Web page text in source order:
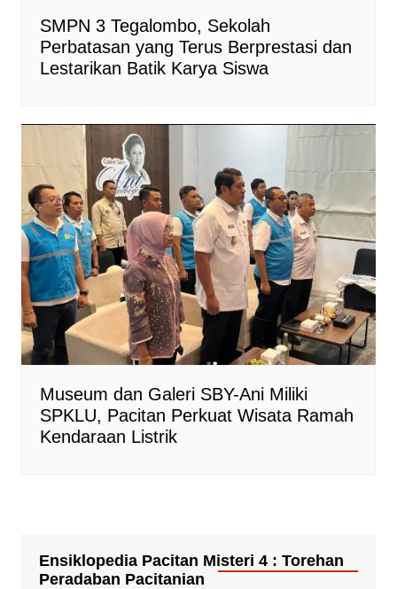
SMPN 3 Tegalombo, Sekolah
Perbatasan yang Terus Berprestasi dan
Lestarikan Batik Karya Siswa
Museum dan Galeri SBY-Ani Miliki
SPKLU, Pacitan Perkuat Wisata Ramah
Kendaraan Listrik
Ensiklopedia Pacitan Misteri 4 : Torehan
Peradaban Pacitanian